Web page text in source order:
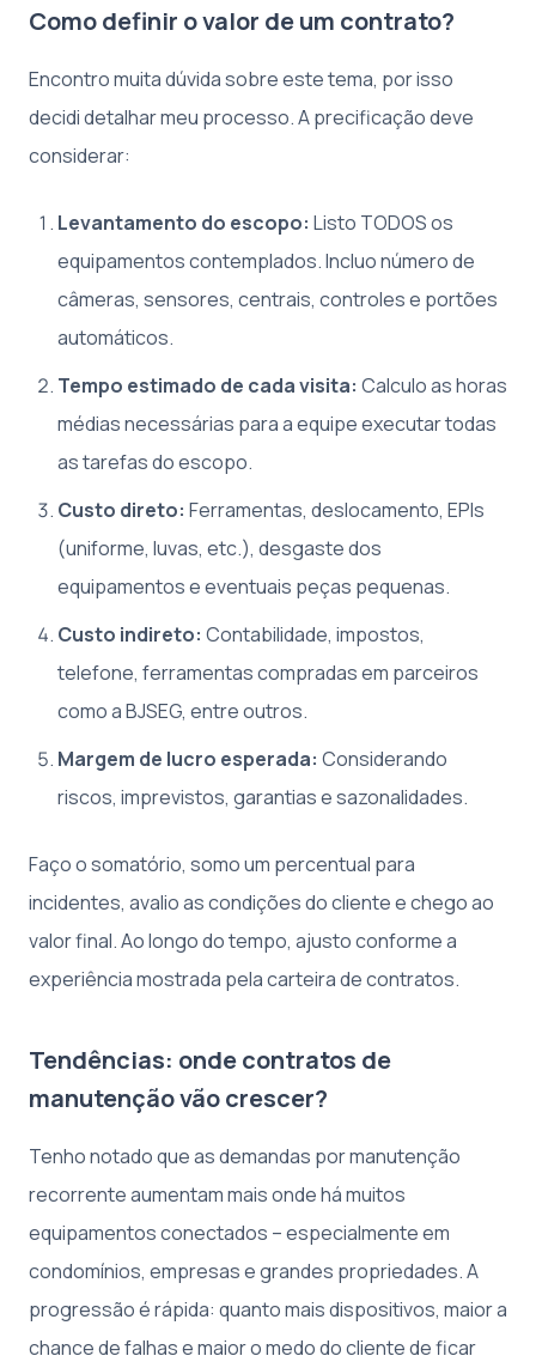
Como definir o valor de um contrato?
Encontro muita dúvida sobre este tema, por isso
decidi detalhar meu processo. A precificação deve
considerar:
Levantamento do escopo: Listo TODOS os
equipamentos contemplados. Incluo número de
câmeras, sensores, centrais, controles e portões
automáticos.
Tempo estimado de cada visita: Calculo as horas
médias necessárias para a equipe executar todas
as tarefas do escopo.
Custo direto: Ferramentas, deslocamento, EPIs
(uniforme, luvas, etc.), desgaste dos
equipamentos e eventuais peças pequenas.
Custo indireto: Contabilidade, impostos,
telefone, ferramentas compradas em parceiros
como a BJSEG, entre outros.
Margem de lucro esperada: Considerando
riscos, imprevistos, garantias e sazonalidades.
Faço o somatório, somo um percentual para
incidentes, avalio as condições do cliente e chego ao
valor final. Ao longo do tempo, ajusto conforme a
experiência mostrada pela carteira de contratos.
Tendências: onde contratos de
manutenção vão crescer?
Tenho notado que as demandas por manutenção
recorrente aumentam mais onde há muitos
equipamentos conectados – especialmente em
condomínios, empresas e grandes propriedades. A
progressão é rápida: quanto mais dispositivos, maior a
chance de falhas e maior o medo do cliente de ficar